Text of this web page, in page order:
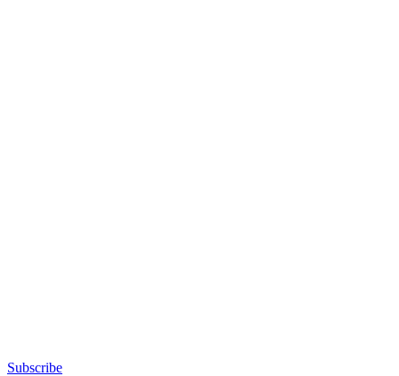
Subscribe